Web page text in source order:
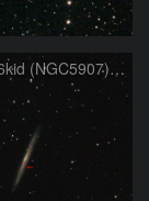
超新星2026kid (NGC5907) 5/17